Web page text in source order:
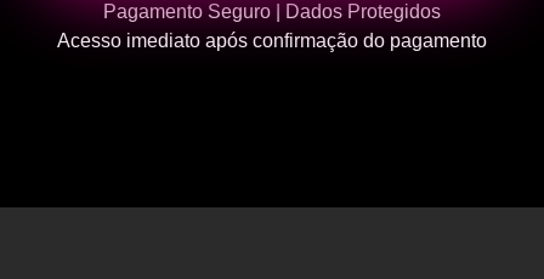
Pagamento Seguro | Dados Protegidos
Acesso imediato após confirmação do pagamento